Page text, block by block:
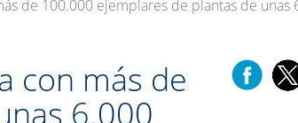
de 100.000 ejemplares de plantas de unas
con más de
6.000